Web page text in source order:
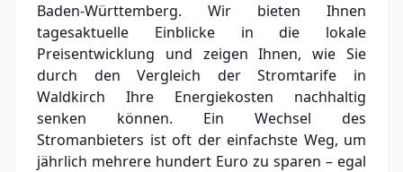
Experten-Analyse: Strommarkt in Waldkirch
Aktueller Strompreis in Waldkirch
Stromanbieter in der Nähe von Waldkirch
Ortsteile in Waldkirch
Baden-Württemberg. Wir bieten Ihnen
tagesaktuelle Einblicke in die lokale
Preisentwicklung und zeigen Ihnen, wie Sie
durch den Vergleich der Stromtarife in
Waldkirch Ihre Energiekosten nachhaltig
senken können. Ein Wechsel des
Stromanbieters ist oft der einfachste Weg, um
jährlich mehrere hundert Euro zu sparen – egal